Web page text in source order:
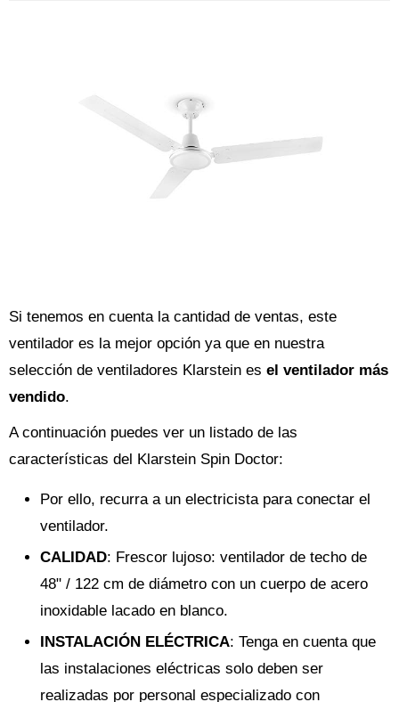
Si tenemos en cuenta la cantidad de ventas, este
ventilador es la mejor opción ya que en nuestra
selección de ventiladores Klarstein es el ventilador más
vendido.
A continuación puedes ver un listado de las
características del Klarstein Spin Doctor:
Por ello, recurra a un electricista para conectar el
ventilador.
CALIDAD: Frescor lujoso: ventilador de techo de
48" / 122 cm de diámetro con un cuerpo de acero
inoxidable lacado en blanco.
INSTALACIÓN ELÉCTRICA: Tenga en cuenta que
las instalaciones eléctricas solo deben ser
realizadas por personal especializado con